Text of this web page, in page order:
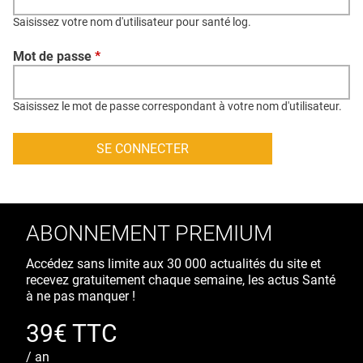
CONTACT
CRÉDITS
Saisissez votre nom d'utilisateur pour santé log.
Mot de passe *
Saisissez le mot de passe correspondant à votre nom d'utilisateur.
ABONNEMENT PREMIUM
Accédez sans limite aux 30 000 actualités du site et
recevez gratuitement chaque semaine, les actus Santé
à ne pas manquer !
39€ TTC
/ an